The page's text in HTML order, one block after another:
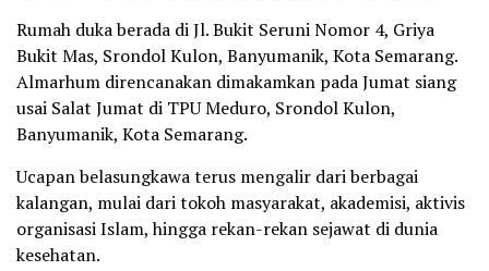
Rumah duka berada di Jl. Bukit Seruni Nomor 4, Griya
Bukit Mas, Srondol Kulon, Banyumanik, Kota Semarang.
Almarhum direncanakan dimakamkan pada Jumat siang
usai Salat Jumat di TPU Meduro, Srondol Kulon,
Banyumanik, Kota Semarang.
Ucapan belasungkawa terus mengalir dari berbagai
kalangan, mulai dari tokoh masyarakat, akademisi, aktivis
organisasi Islam, hingga rekan-rekan sejawat di dunia
kesehatan.